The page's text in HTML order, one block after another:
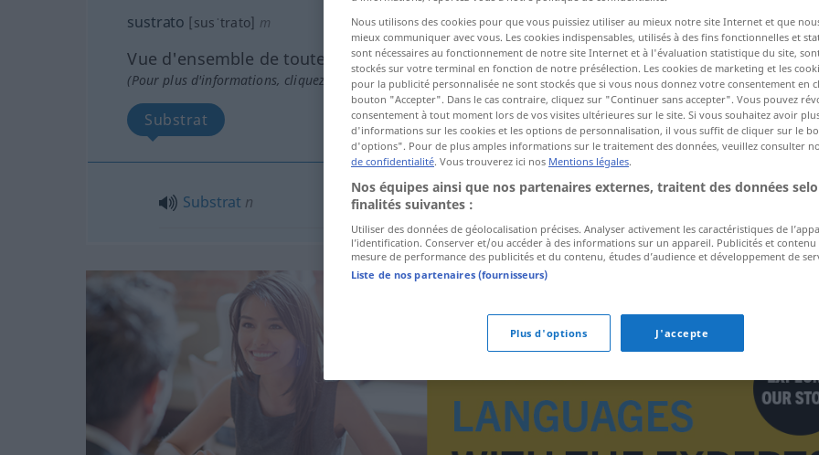
sustrato [susˈtrato] m
Vue d'ensemble de toutes les traductions
(Pour plus d'informations, cliquez sur/touchez la traduction)
Substrat
Substrat n
Nous utilisons des cookies pour que vous puissiez utiliser au mieux notre site Internet et que
mieux communiquer avec vous. Les cookies indispensables, utilisés à des fins fonctionnelles et
sont nécessaires au fonctionnement de notre site Internet et à l'évaluation statistique du site,
stockés sur votre terminal en fonction de notre présélection. Les cookies de marketing et les
pour la publicité personnalisée ne sont stockés que si vous nous donnez votre consentement en
bouton "Accepter". Dans le cas contraire, cliquez sur "Continuer sans accepter". Vous pouvez
consentement à tout moment lors de vos visites ultérieures sur le site. Si vous souhaitez avoir
d'informations sur les cookies et les options de personnalisation, il vous suffit de cliquer sur le
d'options". Pour de plus amples informations sur le traitement des données, veuillez consulter
de confidentialité. Vous trouverez ici nos Mentions légales.
Nos équipes ainsi que nos partenaires externes, traitent des données
finalités suivantes :
Utiliser des données de géolocalisation précises. Analyser activement les caractéristiques de
l’identification. Conserver et/ou accéder à des informations sur un appareil. Publicités et contenu
mesure de performance des publicités et du contenu, études d’audience et développement de
Liste de nos partenaires (fournisseurs)
Plus d'options J'accepte